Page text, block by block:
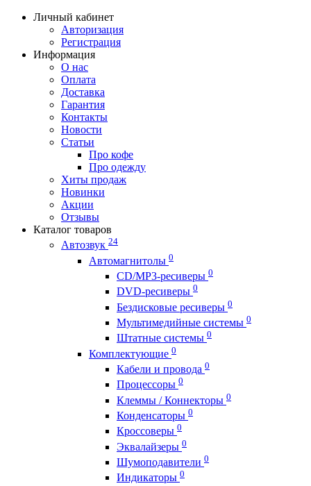
Личный кабинет
Авторизация
Регистрация
Информация
О нас
Оплата
Доставка
Гарантия
Контакты
Новости
Статьи
Про кофе
Про одежду
Хиты продаж
Новинки
Акции
Отзывы
Каталог товаров
Автозвук 24
Автомагнитолы 0
CD/MP3-ресиверы 0
DVD-ресиверы 0
Бездисковые ресиверы 0
Мультимедийные системы 0
Штатные системы 0
Комплектующие 0
Кабели и провода 0
Процессоры 0
Клеммы / Коннекторы 0
Конденсаторы 0
Кроссоверы 0
Эквалайзеры 0
Шумоподавители 0
Индикаторы 0